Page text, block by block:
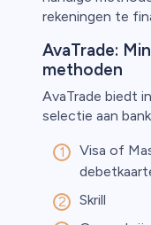
rekeningen te
AvaTrade:
methoden
AvaTrade biedt
selectie aan
Visa of
Skrill